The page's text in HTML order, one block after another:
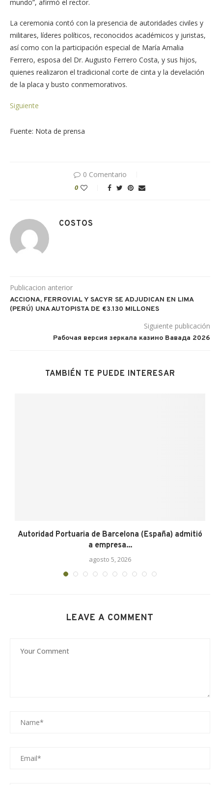
mundo”, afirmó el rector.
La ceremonia contó con la presencia de autoridades civiles y
militares, líderes políticos, reconocidos académicos y juristas,
así como con la participación especial de María Amalia
Ferrero, esposa del Dr. Augusto Ferrero Costa, y sus hijos,
quienes realizaron el tradicional corte de cinta y la develación
de la placa y busto conmemorativos.
Siguiente
Fuente: Nota de prensa
0 Comentario
0
COSTOS
Publicacion anterior
ACCIONA, FERROVIAL Y SACYR SE ADJUDICAN EN LIMA
(PERÚ) UNA AUTOPISTA DE €3.130 MILLONES
Siguiente publicación
Рабочая версия зеркала казино Вавада 2026
TAMBIÉN TE PUEDE INTERESAR
Autoridad Portuaria de Barcelona (España) admitió
a empresa...
agosto 5, 2026
LEAVE A COMMENT